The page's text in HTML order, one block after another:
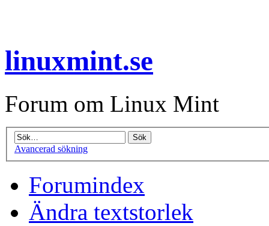
linuxmint.se
Forum om Linux Mint
Avancerad sökning
Forumindex
Ändra textstorlek